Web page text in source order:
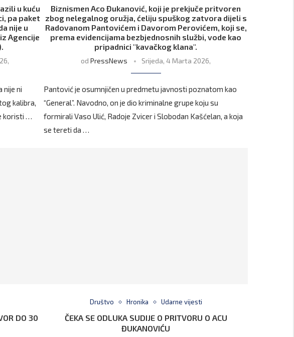
u kuću
pa paket
nije u
Agencije
nije ni
kalibra,
koristi …
Biznismen Aco Đukanović, koji je prekjuče pritvoren
zbog nelegalnog oružja, ćeliju spuškog zatvora dijeli s
Radovanom Pantovićem i Davorom Perovićem, koji se,
prema evidencijama bezbjednosnih službi, vode kao
pripadnici "kavačkog klana".
odPressNews Srijeda, 4 Marta 2026,
Pantović je osumnjičen u predmetu javnosti poznatom kao
“General”. Navodno, on je dio kriminalne grupe koju su
formirali Vaso Ulić, Radoje Zvicer i Slobodan Kašćelan, a koja
se tereti da …
DO 30
Društvo Hronika Udarne vijesti
ČEKA SE ODLUKA SUDIJE O PRITVORU O ACU
ĐUKANOVIĆU